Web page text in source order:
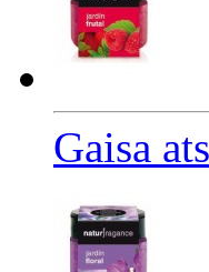
Gaisa